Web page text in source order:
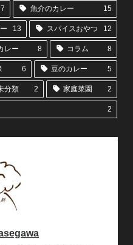
魚介のカレー 15
13 スパイスおやつ 12
レー 8 コラム 8
6 豆のカレー 5
分類 2 家庭菜園 2
2